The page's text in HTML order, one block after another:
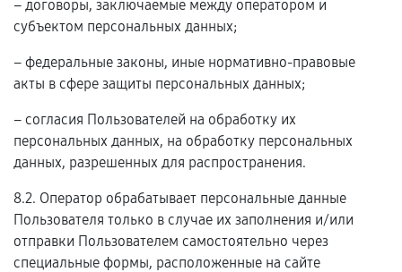
– договоры, заключаемые между оператором и
субъектом персональных данных;
– федеральные законы, иные нормативно-правовые
акты в сфере защиты персональных данных;
– согласия Пользователей на обработку их
персональных данных, на обработку персональных
данных, разрешенных для распространения.
8.2. Оператор обрабатывает персональные данные
Пользователя только в случае их заполнения и/или
отправки Пользователем самостоятельно через
специальные формы, расположенные на сайте